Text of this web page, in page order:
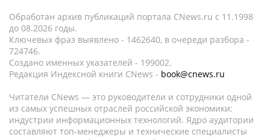
Обработан архив публикаций портала CNews.ru c 11.1998
до 08.2026 годы.
Ключевых фраз выявлено - 1462640, в очереди разбора -
724746.
Создано именных указателей - 199002.
Редакция Индексной книги CNews - book@cnews.ru
Читатели CNews — это руководители и сотрудники одной
из самых успешных отраслей российской экономики:
индустрии информационных технологий. Ядро аудитории
составляют топ-менеджеры и технические специалисты